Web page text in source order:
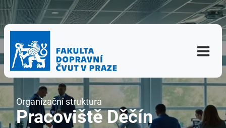
Organizační struktura
Pracoviště Děčín